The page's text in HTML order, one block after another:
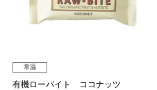
常温
有機ローバイト ココナッツ